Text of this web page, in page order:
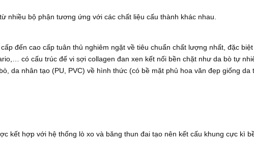
nhiều bộ phận tương ứng với các chất liệu cấu thành khác nhau.
đến cao cấp tuân thủ nghiêm ngặt về tiêu chuẩn chất lượng nhất, đặc
có cấu trúc đế vi sợi collagen đan xen kết nối bền chặt như da bò tự
da nhân tạo (PU, PVC) về hình thức (có bề mặt phủ hoa văn đẹp giống da
kết hợp với hệ thống lò xo và băng thun đai tạo nên kết cấu khung cực kì